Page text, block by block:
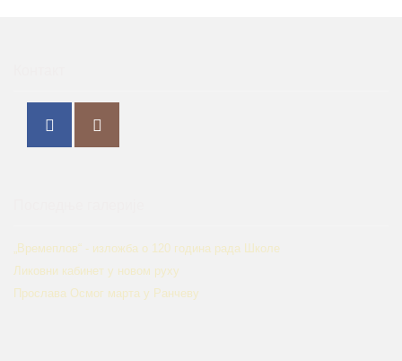
„Времеплов“ - изложба о 120 година рада Школе
Ликовни кабинет у новом руху
Прослава Осмог марта у Ранчеву